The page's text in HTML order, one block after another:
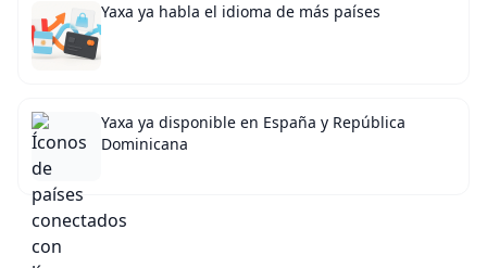
Yaxa ya habla el idioma de más países
Yaxa ya disponible en España y República
Dominicana